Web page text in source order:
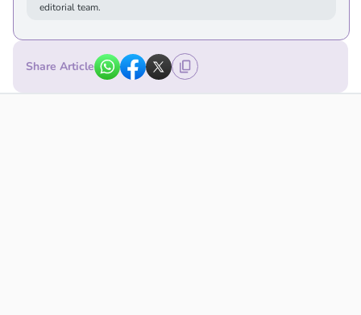
editorial team.
Share Article